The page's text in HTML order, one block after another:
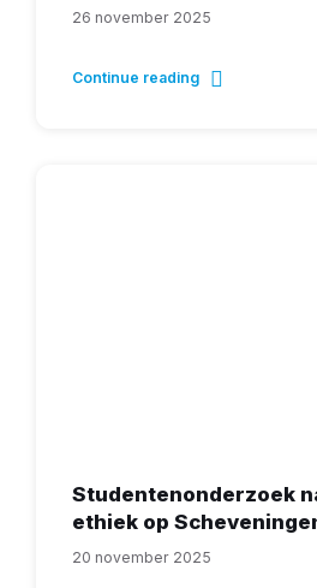
26 november 2025
Continue reading
Studentenonderzoek
ethiek op
20 november 2025